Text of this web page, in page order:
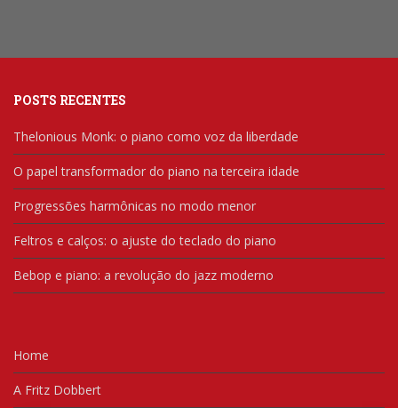
POSTS RECENTES
Thelonious Monk: o piano como voz da liberdade
O papel transformador do piano na terceira idade
Progressões harmônicas no modo menor
Feltros e calços: o ajuste do teclado do piano
Bebop e piano: a revolução do jazz moderno
Home
A Fritz Dobbert